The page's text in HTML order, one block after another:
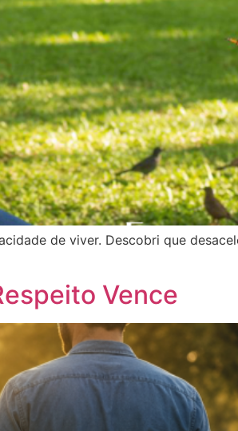
de viver. Descobri que
Vence